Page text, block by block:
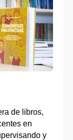
de libros,
en
y